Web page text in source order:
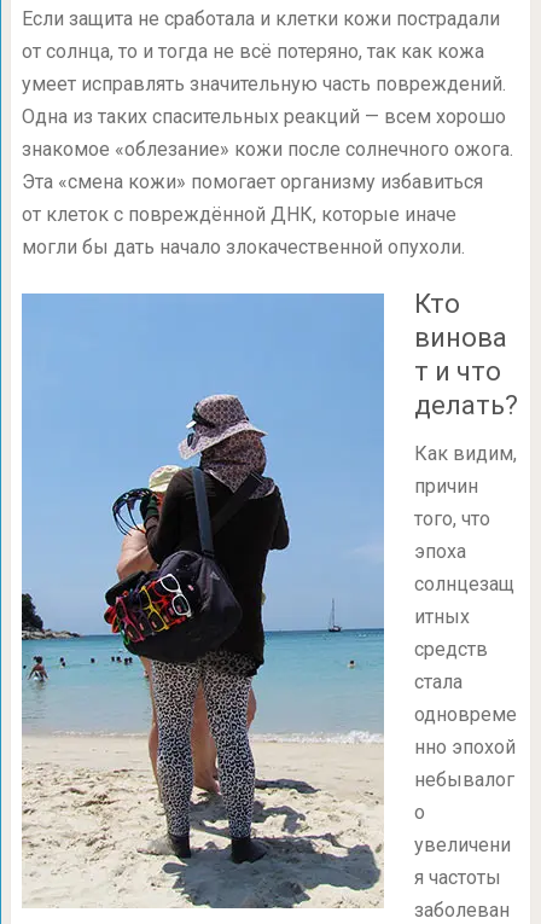
Если защита не сработала и клетки кожи пострадали
от солнца, то и тогда не всё потеряно, так как кожа
умеет исправлять значительную часть повреждений.
Одна из таких спасительных реакций — всем хорошо
знакомое «облезание» кожи после солнечного ожога.
Эта «смена кожи» помогает организму избавиться
от клеток с повреждённой ДНК, которые иначе
могли бы дать начало злокачественной опухоли.
Кто
винова
т и что
делать?
Как видим,
причин
того, что
эпоха
солнцезащ
итных
средств
стала
одновреме
нно эпохой
небывалог
о
увеличени
я частоты
заболеван